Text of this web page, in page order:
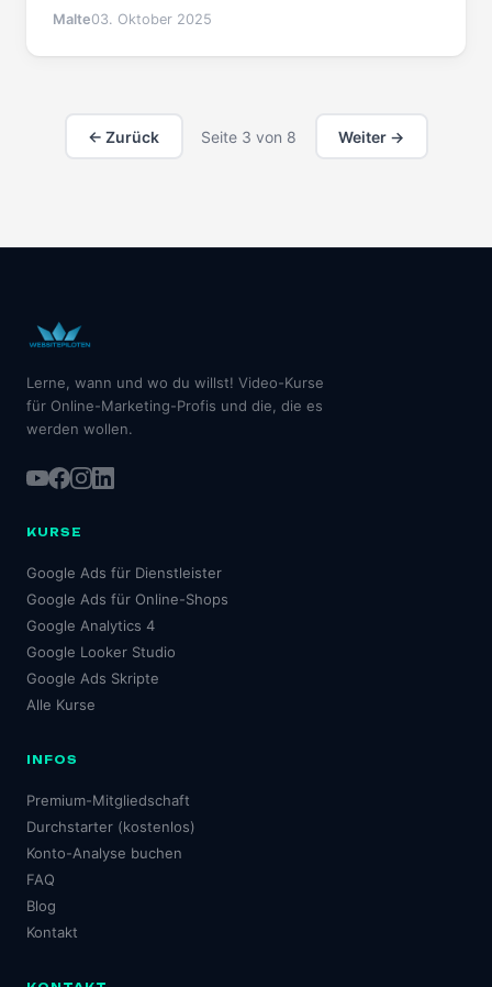
verknüpfst und alle Felder deines Reports in Minuten
anpasst.
Malte03. Oktober 2025
← Zurück Seite 3 von 8 Weiter →
Lerne, wann und wo du willst! Video-Kurse
für Online-Marketing-Profis und die, die es
werden wollen.
KURSE
Google Ads für Dienstleister
Google Ads für Online-Shops
Google Analytics 4
Google Looker Studio
Google Ads Skripte
Alle Kurse
INFOS
Premium-Mitgliedschaft
Durchstarter (kostenlos)
Konto-Analyse buchen
FAQ
Blog
Kontakt